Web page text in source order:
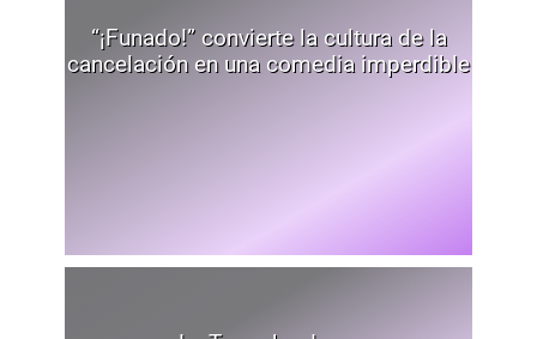
“¡Funado!” convierte la cultura de la
cancelación en una comedia imperdible